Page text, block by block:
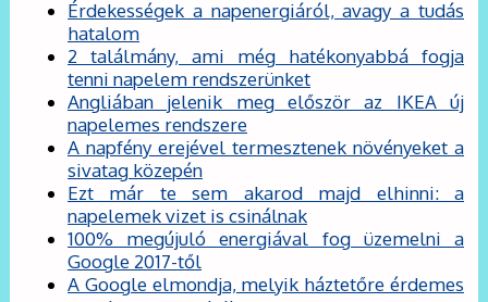
Érdekességek a napenergiáról, avagy a tudás
hatalom
2 találmány, ami még hatékonyabbá fogja
tenni napelem rendszerünket
Angliában jelenik meg először az IKEA új
napelemes rendszere
A napfény erejével termesztenek növényeket a
sivatag közepén
Ezt már te sem akarod majd elhinni: a
napelemek vizet is csinálnak
100% megújuló energiával fog üzemelni a
Google 2017-től
A Google elmondja, melyik háztetőre érdemes